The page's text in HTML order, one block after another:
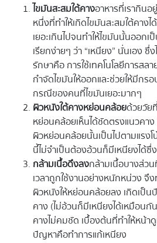
ไขมันสะสมใต้คางอาหารที่เรากิน
หนึ่งที่ทำให้เกิดไขมันสะสมใต้คาง
เยอะเกินไปจนทำให้ไขมันนั้นออก
เรียกง่ายๆ ว่า “เหนียง” นั่นเอง
รักษาคือ การใช้เทคโนโลยีการสล
กำจัดไขมันให้ออกและช่วยให้มีก
กรณีของคนที่ไขมันเยอะมากๆ
ผิวหนังใต้คางหย่อนคล้อยด้วยวัย
หย่อนคล้อยเห็นได้ชัดตรงแนวคา
ผิวหย่อนคล้อยนั้นเป็นไปตามแรง
นี้ไม่จำเป็นต้องอ้วนก็มีเหนียงได้ซึ่
กล้ามเนื้อดึงลงกล้ามเนื้อบางส่ว
เวลาถูกใช้งานอย่างหนักหน่วง จึ
ผิวหนังให้หย่อนคล้อยลง เกิดเป็
คาง (ไม่อ้วนก็มีเหนียงได้เหมือนกั
คางไม่คมชัด เบื้องต้นที่ทำให้หน้า
ปัญหาคือทำการแก้เหนียง